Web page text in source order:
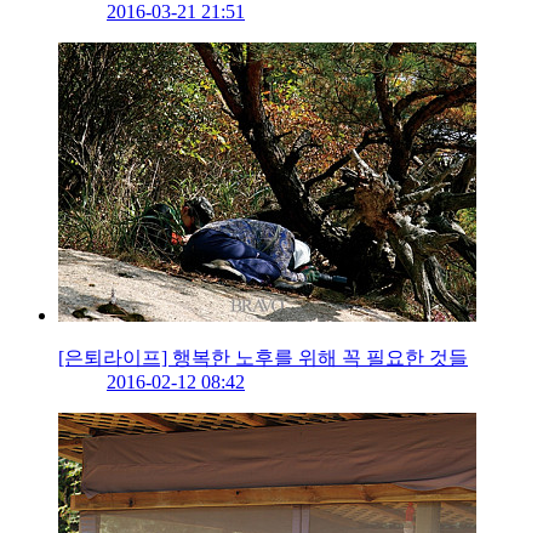
2016-03-21 21:51
[은퇴라이프] 행복한 노후를 위해 꼭 필요한 것들
2016-02-12 08:42